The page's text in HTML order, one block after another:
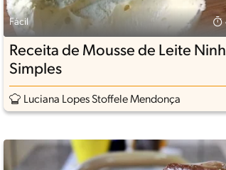
Fácil
Receita de Mousse de Leite
Simples
Luciana Lopes Stoffele Mendonça